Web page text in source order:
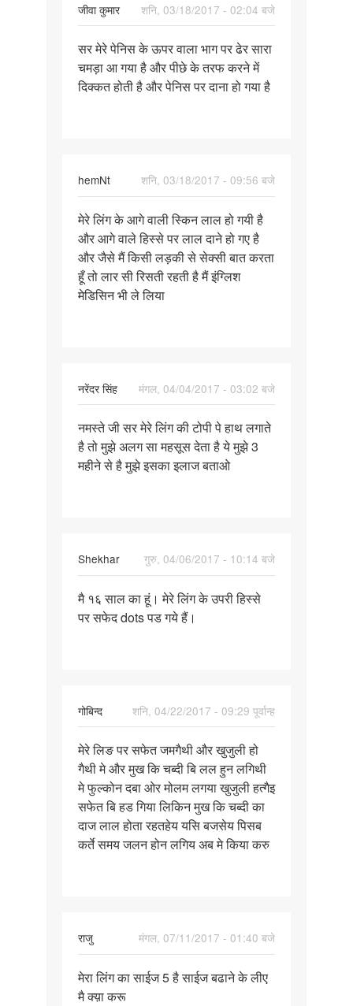
जीवा कुमार
शनि, 03/18/2017 - 02:04 बजे
सर
मेरे
पेनिस
सर मेरे पेनिस के ऊपर वाला भाग पर ढेर सारा
चमड़ा आ गया है और पीछे के तरफ करने में
दिक्कत होती है और पेनिस पर दाना हो गया है
hemNt
शनि, 03/18/2017 - 09:56 बजे
मेरे
लिंग
के
आगे
वाली
मेरे लिंग के आगे वाली स्किन लाल हो गयी है
और आगे वाले हिस्से पर लाल दाने हो गए है
और जैसे मैं किसी लड़की से सेक्सी बात करता
हूँ तो लार सी रिसती रहती है मैं इंग्लिश
मेडिसिन भी ले लिया
नरेंदर सिंह
मंगल, 04/04/2017 - 03:02 बजे
नमस्ते
जी
सर
नमस्ते जी सर मेरे लिंग की टोपी पे हाथ लगाते
है तो मुझे अलग सा महसूस देता है ये मुझे 3
महीने से है मुझे इसका इलाज बताओ
Shekhar
गुरु, 04/06/2017 - 10:14 बजे
मै
१६
लिंग
मै १६ साल का हूं। मेरे लिंग के उपरी हिस्से
पर सफेद dots पड गये हैं।
गोबिन्द
शनि, 04/22/2017 - 09:29 पूर्वान्ह
मेरे
लिङ
पर
सफेत
जमगैथी
और
मेरे लिङ पर सफेत जमगैथी और खुजुली हो
गैथी मे और मुख कि चब्दी बि लल हुन लगिथी
मे फुल्कोन दबा ओर मोलम लगया खुजुली हत्गैइ
सफेत बि हड गिया लिकिन मुख कि चब्दी का
दाज लाल होता रहतहेय यसि बजसेय पिसब
कर्ते समय जलन होन लगिय अब मे किया करु
राजु
मंगल, 07/11/2017 - 01:40 बजे
मेरा
लिंग
मेरा लिंग का साईज 5 है साईज बढाने के लीए
मै क्य़ा करू